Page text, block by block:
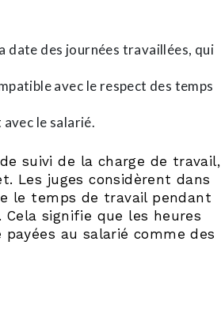
date des journées travaillées, qui
avec le respect des temps
le salarié.
suivi de la charge de travail,
Les juges considèrent dans
le temps de travail pendant
signifie que les heures
au salarié comme des